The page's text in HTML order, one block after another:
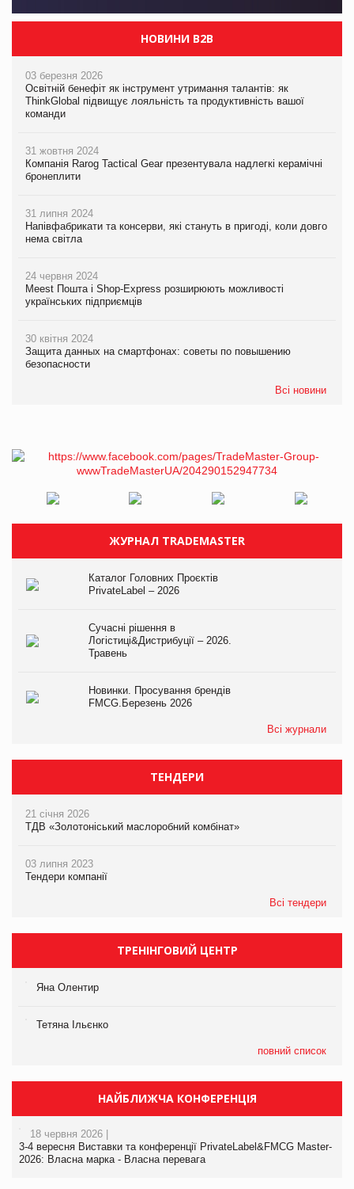
НОВИНИ B2B
03 березня 2026
Освітній бенефіт як інструмент утримання талантів: як
ThinkGlobal підвищує лояльність та продуктивність вашої
команди
31 жовтня 2024
Компанія Rarog Tactical Gear презентувала надлегкі керамічні
бронеплити
31 липня 2024
Напівфабрикати та консерви, які стануть в пригоді, коли довго
нема світла
24 червня 2024
Meest Пошта і Shop-Express розширюють можливості
українських підприємців
30 квітня 2024
Защита данных на смартфонах: советы по повышению
безопасности
Всі новини
ЖУРНАЛ TRADEMASTER
Каталог Головних Проєктів
PrivateLabel – 2026
Сучасні рішення в
Логістиці&Дистрибуції – 2026.
Травень
Новинки. Просування брендів
FMCG.Березень 2026
Всі журнали
ТЕНДЕРИ
21 січня 2026
ТДВ «Золотоніський маслоробний комбінат»
03 липня 2023
Тендери компанії
Всі тендери
ТРЕНІНГОВИЙ ЦЕНТР
Яна Олентир
Тетяна Ільєнко
повний список
НАЙБЛИЖЧА КОНФЕРЕНЦІЯ
18 червня 2026 |
3-4 вересня Виставки та конференції PrivateLabel&FMCG Master-
2026: Власна марка - Власна перевага